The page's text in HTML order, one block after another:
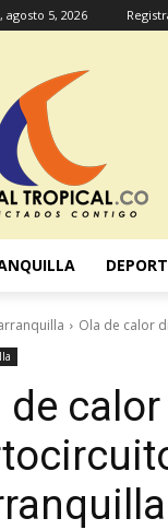
5, 2026
Ola de calor
de